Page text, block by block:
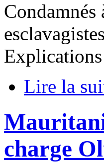
Lire la
charge